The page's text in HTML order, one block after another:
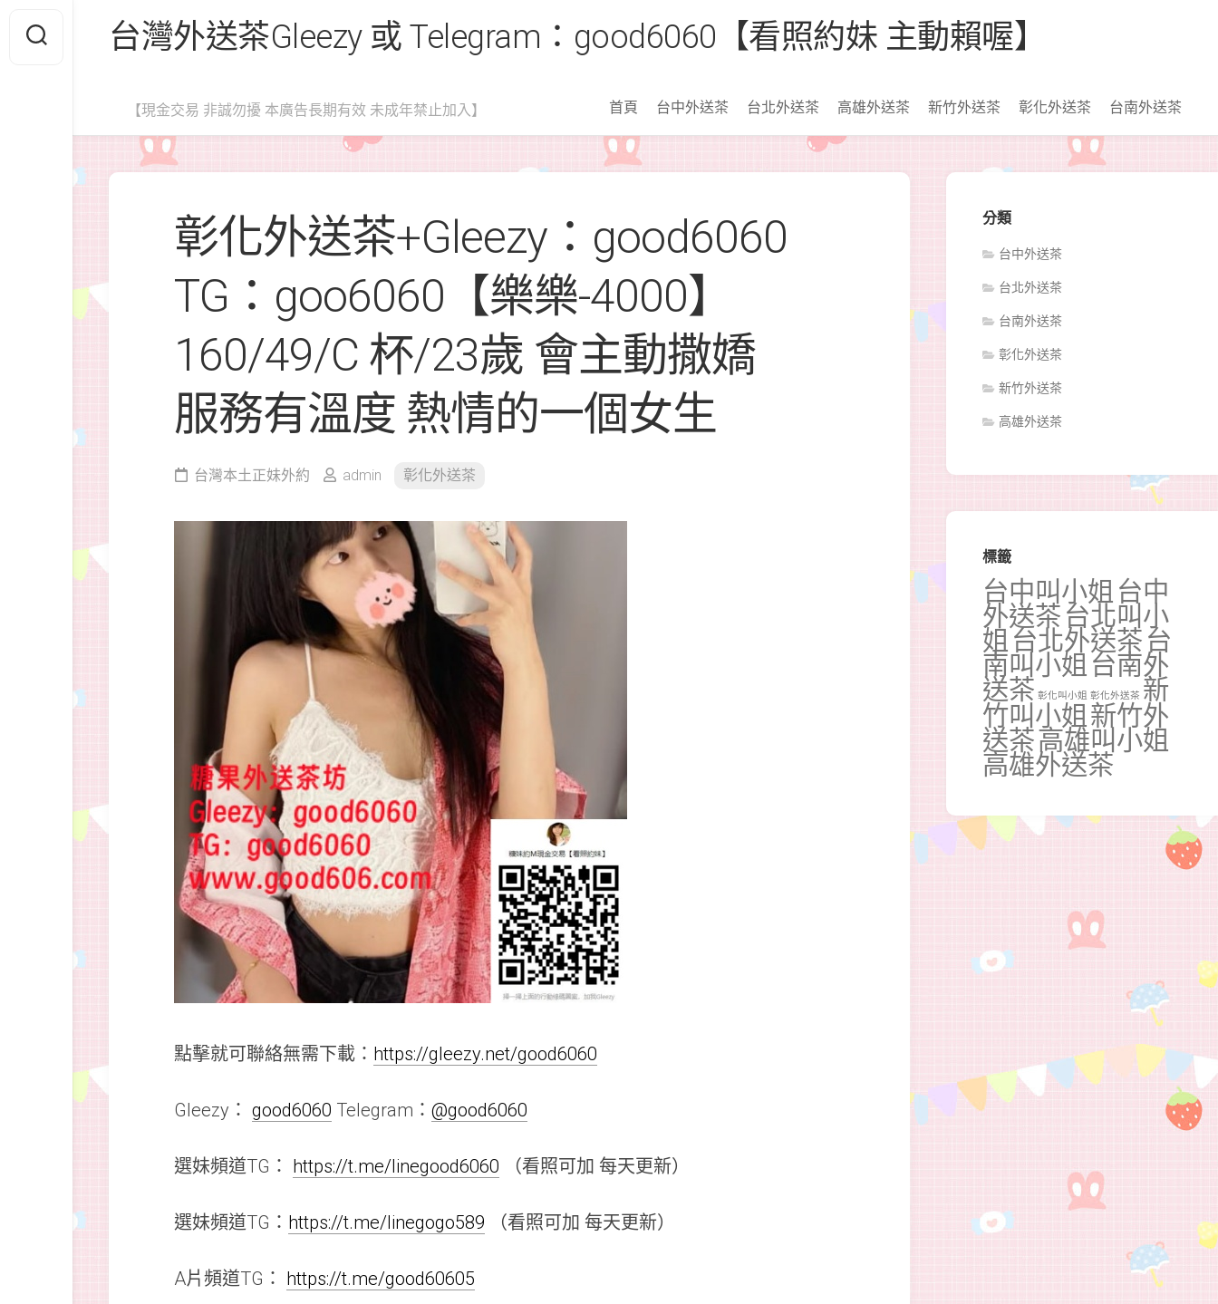
content
台灣外送茶Gleezy 或 Telegram：good6060【看照約妹 主動賴喔】
【現金交易 非誠勿擾 本廣告長期有效 未成年禁止加入】 首頁 台中外送茶 台北外送茶 高雄外送茶 新竹外送茶 彰化外送茶 台南外送茶
彰化外送茶+Gleezy：good6060
TG：goo6060【樂樂-4000】
160/49/C 杯/23歲 會主動撒嬌
服務有溫度 熱情的一個女生
台灣本土正妹外約 admin 彰化外送茶
點擊就可聯絡無需下載： https://gleezy.net/good6060
Gleezy： good6060 Telegram： @good6060
選妹頻道TG： https://t.me/linegood6060 （看照可加 每天更新）
選妹頻道TG： https://t.me/linegogo589 （看照可加 每天更新）
A片頻道TG： https://t.me/good60605
分類
台中外送茶
台北外送茶
台南外送茶
彰化外送茶
新竹外送茶
高雄外送茶
標籤
台中叫小姐 台中
外送茶 台北叫小
姐 台北外送茶 台
南叫小姐 台南外
送茶 彰化叫小姐 彰化外送茶 新
竹叫小姐 新竹外
送茶高雄叫小姐
高雄外送茶